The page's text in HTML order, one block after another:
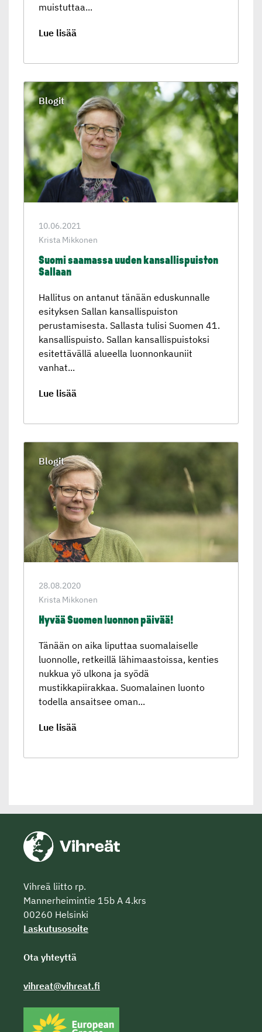
muistuttaa...
Lue lisää
10.06.2021
Krista Mikkonen
Suomi saamassa uuden kansallis­puiston
Sallaan
Hallitus on antanut tänään eduskunnalle
esityksen Sallan kansallispuiston
perustamisesta. Sallasta tulisi Suomen 41.
kansallispuisto. Sallan kansallispuistoksi
esitettävällä alueella luonnonkauniit
vanhat...
Lue lisää
Blogit
28.08.2020
Krista Mikkonen
Hyvää Suomen luonnon päivää!
Tänään on aika liputtaa suomalaiselle
luonnolle, retkeillä lähimaastoissa, kenties
nukkua yö ulkona ja syödä
mustikkapiirakkaa. Suomalainen luonto
todella ansaitsee oman...
Lue lisää
Blogit
Vihreä liitto rp.
Mannerheimintie 15b A 4.krs
00260 Helsinki
Laskutusosoite
Ota yhteyttä
vihreat@vihreat.fi